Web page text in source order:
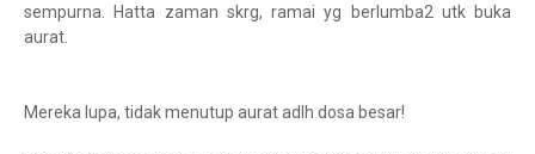
sempurna. Hatta zaman skrg, ramai yg berlumba2 utk buka
aurat.
Mereka lupa, tidak menutup aurat adlh dosa besar!